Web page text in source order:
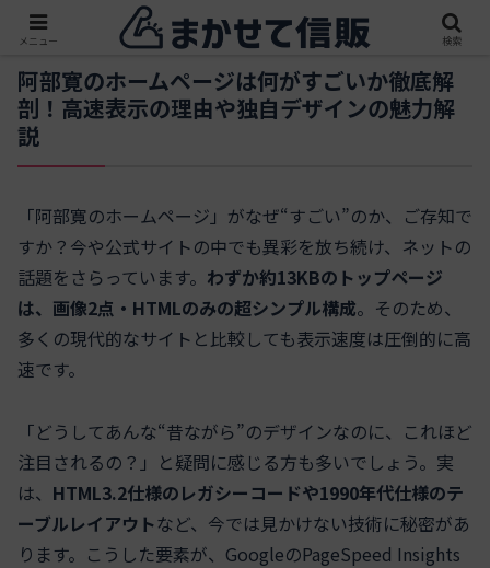
阿部寛のホームページは何がすごいか徹底解
剖！高速表示の理由や独自デザインの魅力解
説
「阿部寛のホームページ」がなぜ“すごい”のか、ご存知で
すか？今や公式サイトの中でも異彩を放ち続け、ネットの
話題をさらっています。 わずか約13KBのトップページ
は、画像2点・HTMLのみの超シンプル構成。そのため、
多くの現代的なサイトと比較しても表示速度は圧倒的に高
速です。
「どうしてあんな“昔ながら”のデザインなのに、これほど
注目されるの？」と疑問に感じる方も多いでしょう。実
は、 HTML3.2仕様のレガシーコードや1990年代仕様のテ
ーブルレイアウトなど、今では見かけない技術に秘密があ
ります。こうした要素が、GoogleのPageSpeed Insights
メニュー 検索